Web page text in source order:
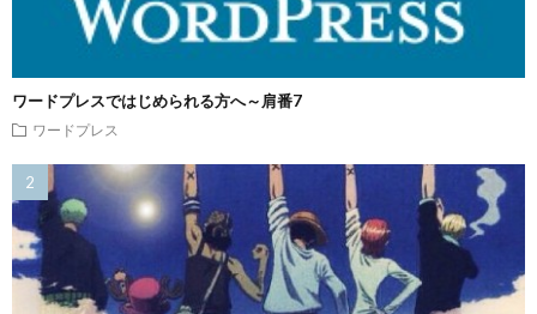
ワードプレスではじめられる方へ～肩番7
ワードプレス